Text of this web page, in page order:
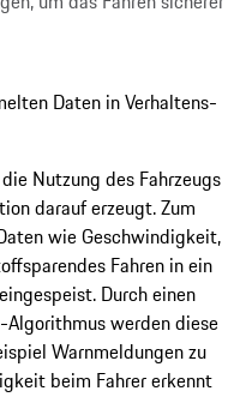
Daten in Verhaltens-
Nutzung des Fahrzeugs
darauf erzeugt. Zum
wie Geschwindigkeit,
Fahren in ein
Durch einen
werden diese
Warnmeldungen zu
beim Fahrer erkennt